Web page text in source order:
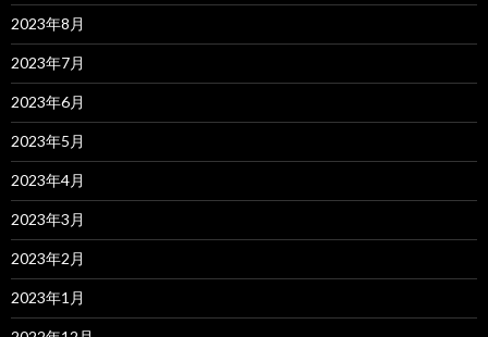
2023年8月
2023年7月
2023年6月
2023年5月
2023年4月
2023年3月
2023年2月
2023年1月